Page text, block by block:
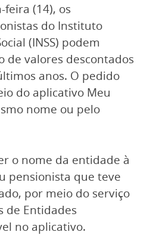
(14), os
do Instituto
(INSS) podem
de valores descontados
anos. O pedido
do aplicativo Meu
nome ou pelo
o nome da entidade à
pensionista que teve
por meio do serviço
de Entidades
no aplicativo.